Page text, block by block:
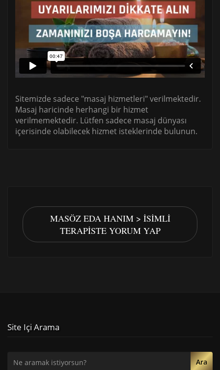
Sitemizde sadece "masaj hizmetleri" verilmektedir.
Masaj haricinde herhangi bir hizmet
verilmemektedir. Lütfen sadece masaj dünyası
içerisinde olabilecek hizmet isteklerinde bulunun.
MASÖZ EDA HANIM > İSIMLI
TERAPISTE YORUM YAP
Site Içi Arama
Ara